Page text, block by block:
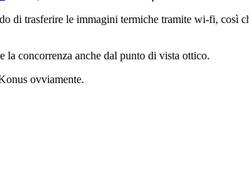
di trasferire le immagini termiche tramite wi-fi, così
concorrenza anche dal punto di vista ottico.
ovviamente.